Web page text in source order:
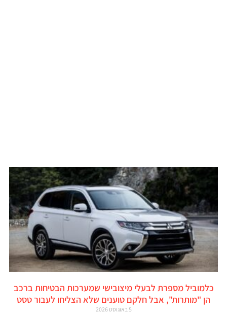
כלמוביל מספרת לבעלי מיצובישי שמערכות הבטיחות ברכב
הן "מותרות", אבל חלקם טוענים שלא הצליחו לעבור טסט
5 באוגוסט 2026